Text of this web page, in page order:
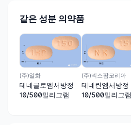
같은 성분 의약품
(주)일화
테네글로엠서방정
10/500밀리그램
(주)넥스팜코리아
테네린엠서방정
10/500밀리그램